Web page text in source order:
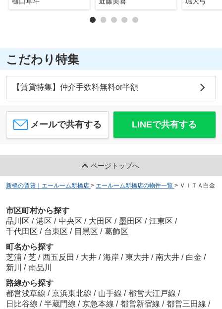
こだわり特集
【賃貸特集】仲介手数料無料or半額
メールで共有する LINEで共有する
ページトップへ
新橋の賃貸｜エールーム新橋店 > エールーム新橋店の物件一覧 > ＶＩＴＡ白金
市区町村から探す
品川区 / 港区 / 中央区 / 大田区 / 墨田区 / 江東区 /
千代田区 / 台東区 / 目黒区 / 葛飾区
町名から探す
芝浦 / 芝 / 西五反田 / 大井 / 海岸 / 東大井 / 南大井 / 白金 /
新川 / 南品川
路線から探す
都営浅草線 / 京浜東北線 / 山手線 / 都営大江戸線 /
日比谷線 / 半蔵門線 / 京急本線 / 都営新宿線 / 都営三田線 /